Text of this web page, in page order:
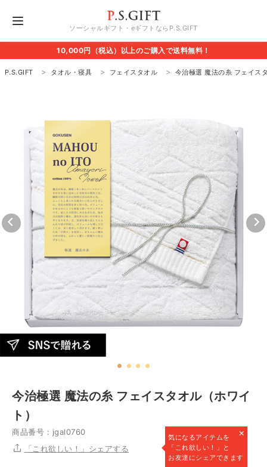
ソーシャルギフト・eギフトならP.S.GIFT
10,000円（税込）以上のご購入で送料無料！
P.S.GIFT タオル・寝具 フェイスタオル 今治極選 魔法の糸 フェイス
今治極選 魔法の糸 フェイスタオル（ホワイ
ト）
商品番号：jgal0760 ×
気になるアイテムを
「これ欲しい！」と
お友達にシェアできます
「これ欲しい！」シェアする